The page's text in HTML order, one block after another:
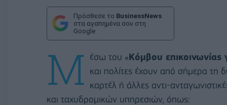
Πρόσθεσε το BusinessNews
στα αγαπημένα σου στη
Google
Μ έσω του «Κόμβου επικοινωνίας
και πολίτες έχουν από σήμερα τη
καρτέλ ή άλλες αντι-
και ταχυδρομικών υπηρεσιών, όπως: